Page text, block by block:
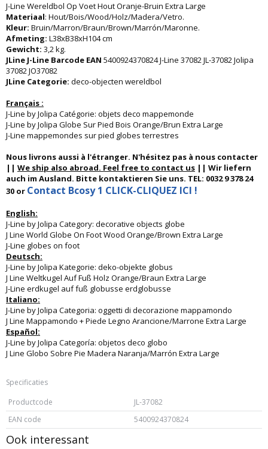
J-Line Wereldbol Op Voet Hout Oranje-Bruin Extra Large
Materiaal: Hout/Bois/Wood/Holz/Madera/Vetro.
Kleur: Bruin/Marron/Braun/Brown/Marrón/Maronne.
Afmeting: L38xB38xH104 cm
Gewicht: 3,2 kg.
JLine J-Line Barcode EAN 5400924370824 J-Line 37082 JL-37082 Jolipa
37082 JO37082
JLine Categorie: deco-objecten wereldbol
Français :
J-Line by Jolipa Catégorie: objets deco mappemonde
J-Line by Jolipa Globe Sur Pied Bois Orange/Brun Extra Large
J-Line mappemondes sur pied globes terrestres
Nous livrons aussi à l'étranger. N'hésitez pas à nous contacter
|| We ship also abroad. Feel free to contact us || Wir liefern
auch im Ausland. Bitte kontaktieren Sie uns. TEL: 0032 9 378 24
30 or Contact Bcosy 1 CLICK-CLIQUEZ ICI !
English:
J-Line by Jolipa Category: decorative objects globe
J Line World Globe On Foot Wood Orange/Brown Extra Large
J-Line globes on foot
Deutsch:
J-Line by Jolipa Kategorie: deko-objekte globus
J Line Weltkugel Auf Fuß Holz Orange/Braun Extra Large
J-Line erdkugel auf fuß globusse erdglobusse
Italiano:
J-Line by Jolipa Categoria: oggetti di decorazione mappamondo
J Line Mappamondo + Piede Legno Arancione/Marrone Extra Large
Español:
J-Line by Jolipa Categoría: objetos deco globo
J Line Globo Sobre Pie Madera Naranja/Marrón Extra Large
Specificaties
Productcode
JL-37082
EAN code
5400924370824
Ook interessant